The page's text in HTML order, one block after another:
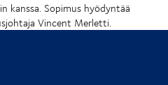
kanssa. Sopimus hyödyntää
Vincent Merletti.